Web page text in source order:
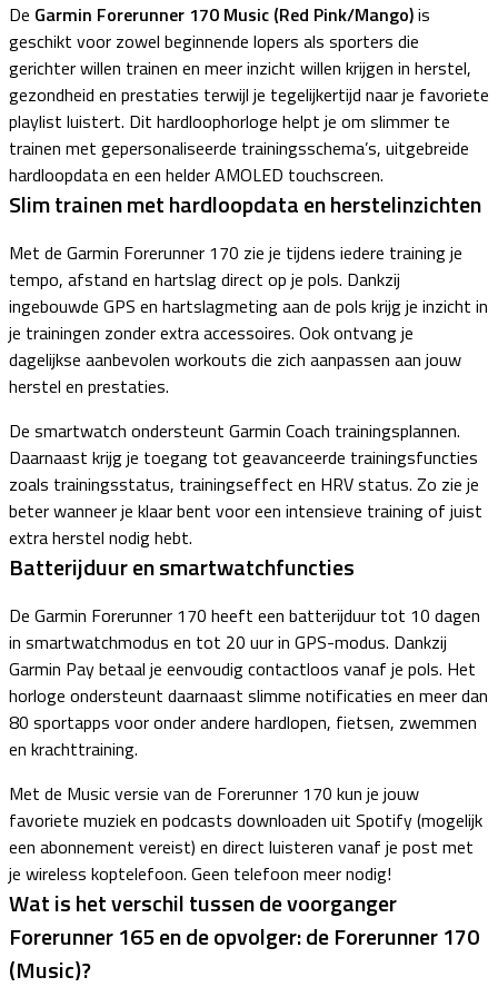
De Garmin Forerunner 170 Music (Red Pink/Mango)is
geschikt voor zowel beginnende lopers als sporters die
gerichter willen trainen en meer inzicht willen krijgen in herstel,
gezondheid en prestaties terwijl je tegelijkertijd naar je favoriete
playlist luistert. Dit hardloophorloge helpt je om slimmer te
trainen met gepersonaliseerde trainingsschema’s, uitgebreide
hardloopdata en een helder AMOLED touchscreen.
Slim trainen met hardloopdata en herstelinzichten
Met de Garmin Forerunner 170 zie je tijdens iedere training je
tempo, afstand en hartslag direct op je pols. Dankzij
ingebouwde GPS en hartslagmeting aan de pols krijg je inzicht in
je trainingen zonder extra accessoires. Ook ontvang je
dagelijkse aanbevolen workouts die zich aanpassen aan jouw
herstel en prestaties.
De smartwatch ondersteunt Garmin Coach trainingsplannen.
Daarnaast krijg je toegang tot geavanceerde trainingsfuncties
zoals trainingsstatus, trainingseffect en HRV status. Zo zie je
beter wanneer je klaar bent voor een intensieve training of juist
extra herstel nodig hebt.
Batterijduur en smartwatchfuncties
De Garmin Forerunner 170 heeft een batterijduur tot 10 dagen
in smartwatchmodus en tot 20 uur in GPS-modus. Dankzij
Garmin Pay betaal je eenvoudig contactloos vanaf je pols. Het
horloge ondersteunt daarnaast slimme notificaties en meer dan
80 sportapps voor onder andere hardlopen, fietsen, zwemmen
en krachttraining.
Met de Music versie van de Forerunner 170 kun je jouw
favoriete muziek en podcasts downloaden uit Spotify (mogelijk
een abonnement vereist) en direct luisteren vanaf je post met
je wireless koptelefoon. Geen telefoon meer nodig!
Wat is het verschil tussen de voorganger
Forerunner 165 en de opvolger: de Forerunner 170
(Music)?